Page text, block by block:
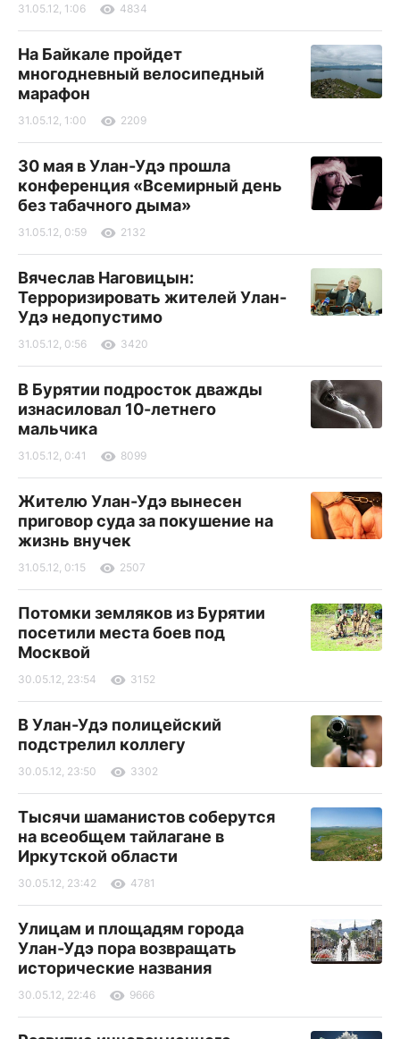
31.05.12, 1:06 4834
На Байкале пройдет
многодневный велосипедный
марафон
31.05.12, 1:00 2209
30 мая в Улан-Удэ прошла
конференция «Всемирный день
без табачного дыма»
31.05.12, 0:59 2132
Вячеслав Наговицын:
Терроризировать жителей Улан-
Удэ недопустимо
31.05.12, 0:56 3420
В Бурятии подросток дважды
изнасиловал 10-летнего
мальчика
31.05.12, 0:41 8099
Жителю Улан-Удэ вынесен
приговор суда за покушение на
жизнь внучек
31.05.12, 0:15 2507
Потомки земляков из Бурятии
посетили места боев под
Москвой
30.05.12, 23:54 3152
В Улан-Удэ полицейский
подстрелил коллегу
30.05.12, 23:50 3302
Тысячи шаманистов соберутся
на всеобщем тайлагане в
Иркутской области
30.05.12, 23:42 4781
Улицам и площадям города
Улан-Удэ пора возвращать
исторические названия
30.05.12, 22:46 9666